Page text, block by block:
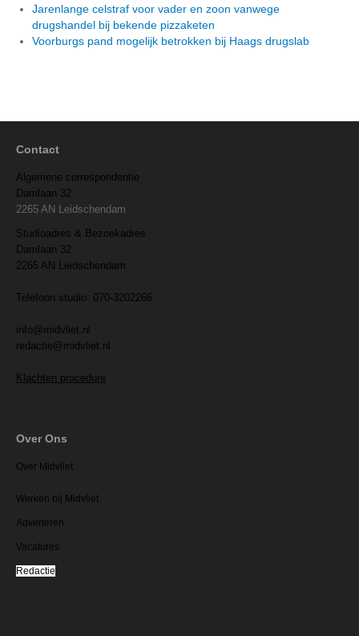
Jarenlange celstraf voor vader en zoon vanwege
drugshandel bij bekende pizzaketen
Voorburgs pand mogelijk betrokken bij Haags drugslab
Contact
Algemene correspondentie
Damlaan 32
2265 AN Leidschendam
Studioadres & Bezoekadres
Damlaan 32
2265 AN Leidschendam
Telefoon studio: 070-3202266
info@midvliet.nl
redactie@midvliet.nl
Klachten procedure
Over Ons
Over Midvliet
Werken bij Midvliet
Adverteren
Vacatures
Redactie